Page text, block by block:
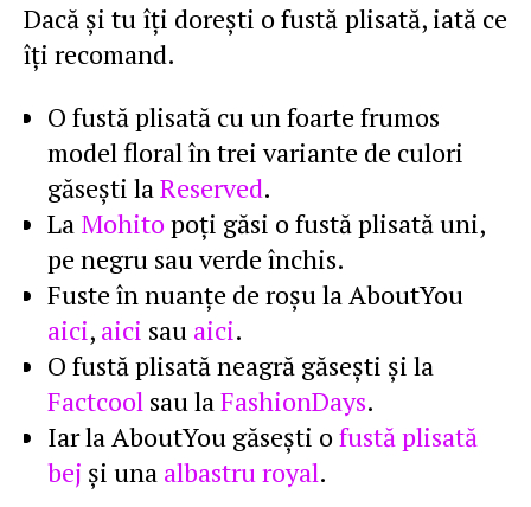
Dacă şi tu îţi doreşti o fustă plisată, iată ce
îţi recomand.
O fustă plisată cu un foarte frumos
model floral în trei variante de culori
găseşti laReserved.
La Mohito poţi găsi o fustă plisată uni,
pe negru sau verde închis.
Fuste în nuanţe de roşu la AboutYou
aici, aici sau aici.
O fustă plisată neagră găseşti şi la
Factcool sau laFashionDays.
Iar la AboutYou găseşti o fustă plisată
bej şi una albastru royal.